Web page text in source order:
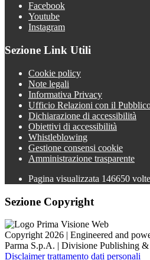
Facebook
Youtube
Instagram
Sezione Link Utili
Cookie policy
Note legali
Informativa Privacy
Ufficio Relazioni con il
Dichiarazione di accessibilità
Obiettivi di accessibilità
Whistleblowing
Gestione consensi cookie
Amministrazione trasparente
Pagina visualizzata 146650 volte
Sezione Copyright
Copyright 2026 | Engineered and
Parma S.p.A. | Divisione Publishing
Disclaimer trattamento dati personali